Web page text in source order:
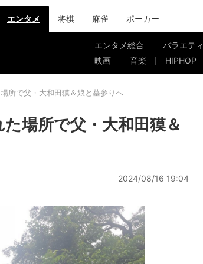
エンタメ 将棋 麻雀 ポーカー
エンタメ総合 バラエティ
映画
音楽 HIPHOP
所で父・大和田獏＆娘と墓参りへ
場所で父・大和田獏＆
2024/08/16 19:04